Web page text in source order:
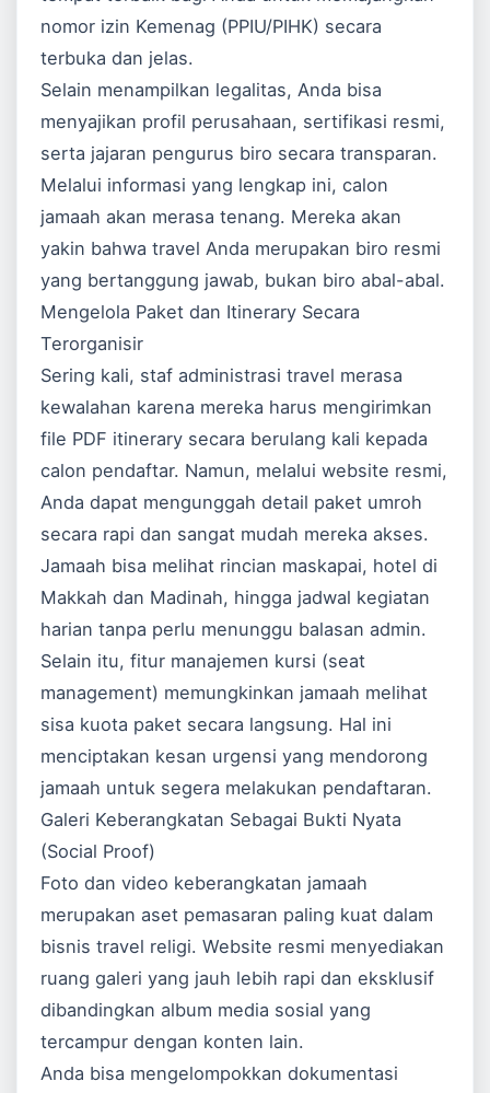
nomor izin Kemenag (PPIU/PIHK) secara
terbuka dan jelas.
Selain menampilkan legalitas, Anda bisa
menyajikan profil perusahaan, sertifikasi resmi,
serta jajaran pengurus biro secara transparan.
Melalui informasi yang lengkap ini, calon
jamaah akan merasa tenang. Mereka akan
yakin bahwa travel Anda merupakan biro resmi
yang bertanggung jawab, bukan biro abal-abal.
Mengelola Paket dan Itinerary Secara
Terorganisir
Sering kali, staf administrasi travel merasa
kewalahan karena mereka harus mengirimkan
file PDF itinerary secara berulang kali kepada
calon pendaftar. Namun, melalui website resmi,
Anda dapat mengunggah detail paket umroh
secara rapi dan sangat mudah mereka akses.
Jamaah bisa melihat rincian maskapai, hotel di
Makkah dan Madinah, hingga jadwal kegiatan
harian tanpa perlu menunggu balasan admin.
Selain itu, fitur manajemen kursi (seat
management) memungkinkan jamaah melihat
sisa kuota paket secara langsung. Hal ini
menciptakan kesan urgensi yang mendorong
jamaah untuk segera melakukan pendaftaran.
Galeri Keberangkatan Sebagai Bukti Nyata
(Social Proof)
Foto dan video keberangkatan jamaah
merupakan aset pemasaran paling kuat dalam
bisnis travel religi. Website resmi menyediakan
ruang galeri yang jauh lebih rapi dan eksklusif
dibandingkan album media sosial yang
tercampur dengan konten lain.
Anda bisa mengelompokkan dokumentasi